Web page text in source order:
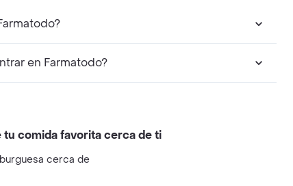
en Farmatodo?
tu comida favorita cerca de ti
cerca de